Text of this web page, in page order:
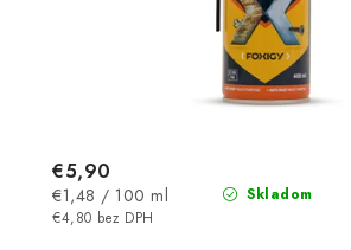
Skladom
€4,80 bez DPH
€5,90
Jednotková
cena:
€1,48 / 100 ml